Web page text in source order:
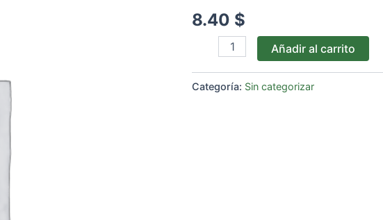
8.40 $
cantidad
Añadir al carrito
Categoría: Sin categorizar